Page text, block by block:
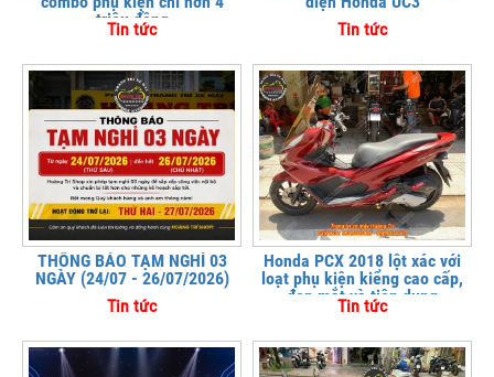
triệu đồng
Tin tức
Tin tức
THÔNG BÁO TẠM NGHỈ 03
NGÀY (24/07 - 26/07/2026)
Tin tức
Honda PCX 2018 lột xác với
loạt phụ kiện kiểng cao cấp,
đẹp mắt và tiện dụng
Tin tức